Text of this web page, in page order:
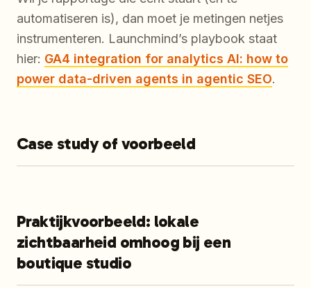
automatiseren is), dan moet je metingen netjes
instrumenteren. Launchmind’s playbook staat
hier: GA4 integration for analytics AI: how to
power data-driven agents in agentic SEO.
Case study of voorbeeld
Praktijkvoorbeeld: lokale
zichtbaarheid omhoog bij een
boutique studio